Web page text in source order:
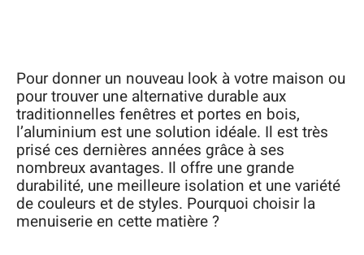
Pour donner un nouveau look à votre maison ou
pour trouver une alternative durable aux
traditionnelles fenêtres et portes en bois,
l’aluminium est une solution idéale. Il est très
prisé ces dernières années grâce à ses
nombreux avantages. Il offre une grande
durabilité, une meilleure isolation et une variété
de couleurs et de styles. Pourquoi choisir la
menuiserie en cette matière ?